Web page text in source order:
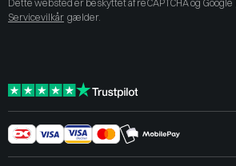
Dette websted er beskyttet af reCAPTCHA og Google
Servicevilkår gælder.